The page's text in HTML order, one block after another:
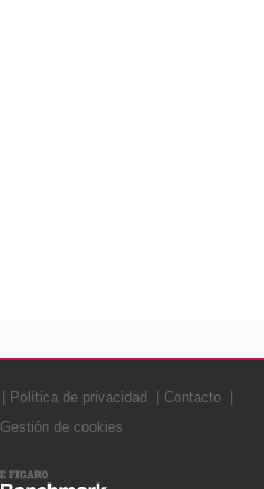
Política de privacidad
Contacto
Gestión de cookies